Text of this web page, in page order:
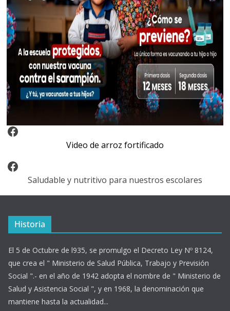
Video Arroz Fortificado
Video de arroz fortificado
Facebook
Saludable y nutritivo para nuestros escolares
Historia
El 5 de Octubre de l935, se promulgo el Decreto Ley Nº 8124,
que crea el " Ministerio de Salud Pública, Trabajo y Previsión
Social ".- en el año de 1942 adopta el nombre de " Ministerio de
Salud y Asistencia Social ", y en 1968, la denominación que
mantiene hasta la actualidad...